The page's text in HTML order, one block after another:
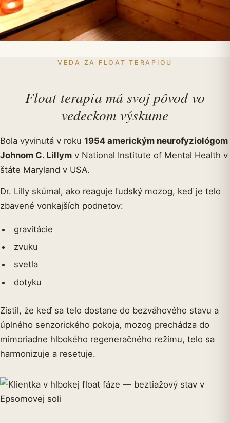
VEDA ZA FLOAT TERAPIOU
Float terapia má svoj pôvod vo
vedeckom výskume
Bola vyvinutá v roku 1954 americkým neurofyziológom
Johnom C. Lillym v National Institute of Mental Health v
štáte Maryland v USA.
Dr. Lilly skúmal, ako reaguje ľudský mozog, keď je telo
zbavené vonkajších podnetov:
gravitácie
zvuku
svetla
dotyku
Zistil, že keď sa telo dostane do bezváhového stavu a
úplného senzorického pokoja, mozog prechádza do
mimoriadne hlbokého regeneračného režimu, telo sa
harmonizuje a resetuje.